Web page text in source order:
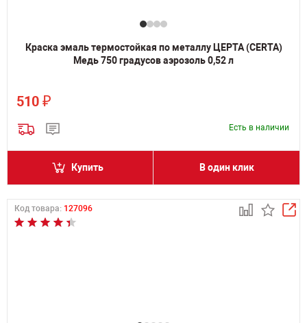
Краска эмаль термостойкая по металлу ЦЕРТА (CERTA)
Медь 750 градусов аэрозоль 0,52 л
510 ₽
Есть в наличии
Купить В один клик
Код товара: 127096